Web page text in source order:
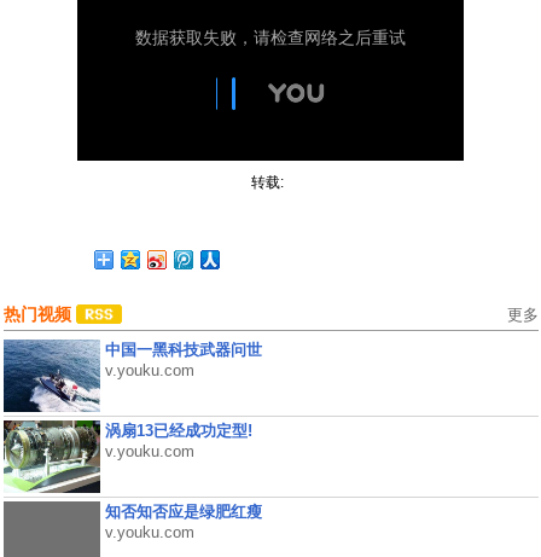
转载:
热门视频 更多
中国一黑科技武器问世
v.youku.com
涡扇13已经成功定型!
v.youku.com
知否知否应是绿肥红瘦
v.youku.com